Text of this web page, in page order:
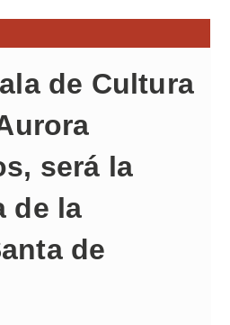
de Cultura
será la
de la
de